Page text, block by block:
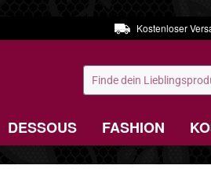
Kostenloser
DESSOUS FASHION